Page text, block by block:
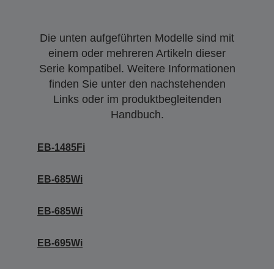
Die unten aufgeführten Modelle sind mit
einem oder mehreren Artikeln dieser
Serie kompatibel. Weitere Informationen
finden Sie unter den nachstehenden
Links oder im produktbegleitenden
Handbuch.
EB-1485Fi
EB-685Wi
EB-685Wi
EB-695Wi